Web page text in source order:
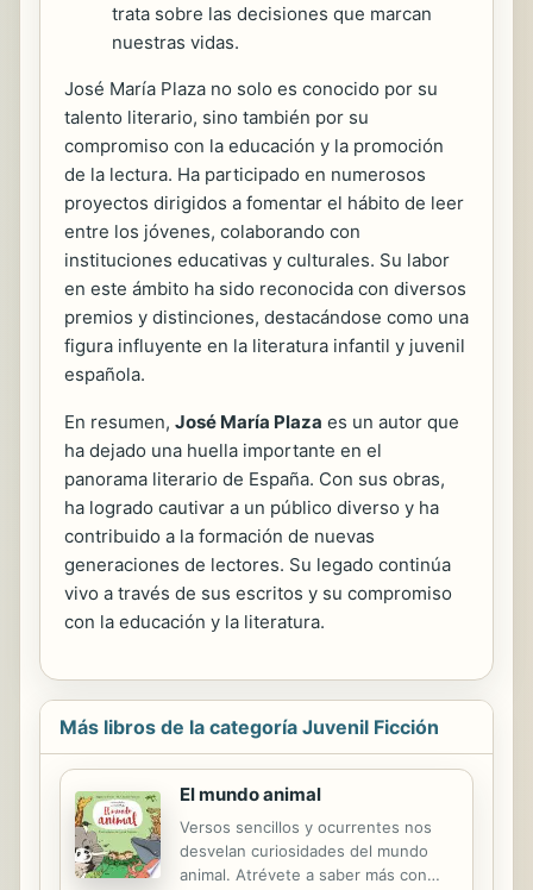
trata sobre las decisiones que marcan
nuestras vidas.
José María Plaza no solo es conocido por su
talento literario, sino también por su
compromiso con la educación y la promoción
de la lectura. Ha participado en numerosos
proyectos dirigidos a fomentar el hábito de leer
entre los jóvenes, colaborando con
instituciones educativas y culturales. Su labor
en este ámbito ha sido reconocida con diversos
premios y distinciones, destacándose como una
figura influyente en la literatura infantil y juvenil
española.
En resumen, José María Plaza es un autor que
ha dejado una huella importante en el
panorama literario de España. Con sus obras,
ha logrado cautivar a un público diverso y ha
contribuido a la formación de nuevas
generaciones de lectores. Su legado continúa
vivo a través de sus escritos y su compromiso
con la educación y la literatura.
Más libros de la categoría Juvenil Ficción
El mundo animal
Versos sencillos y ocurrentes nos
desvelan curiosidades del mundo
animal. Atrévete a saber más con